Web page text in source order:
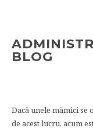
BLOG
Dacă unele mămici se
de acest lucru, acum